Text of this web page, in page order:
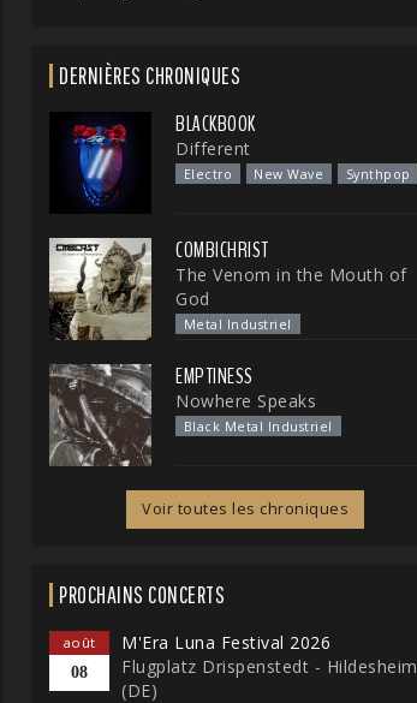
DERNIÈRES CHRONIQUES
BLACKBOOK
Different
Electro New Wave Synthpop
COMBICHRIST
The Venom in the Mouth of
God
Metal Industriel
EMPTINESS
Nowhere Speaks
Black Metal Industriel
Voir toutes les chroniques
PROCHAINS CONCERTS
août
08
M'Era Luna Festival 2026
Flugplatz Drispenstedt - Hildesheim
(DE)